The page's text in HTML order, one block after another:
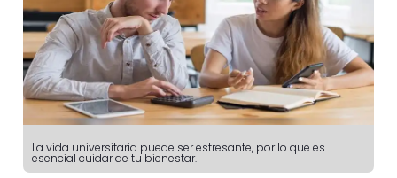
La vida universitaria puede ser estresante, por lo que es
esencial cuidar de tu bienestar.